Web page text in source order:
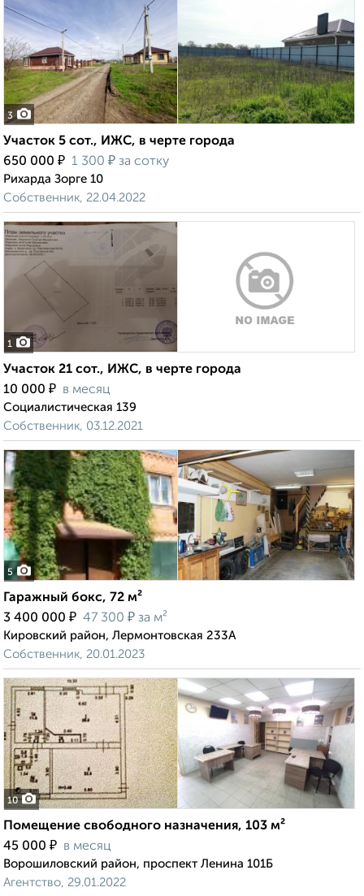
3
Участок 5 сот., ИЖС, в черте города
650 000 ₽ 1 300 ₽ за сотку
Рихарда Зорге 10
Собственник, 22.04.2022
1
Участок 21 сот., ИЖС, в черте города
10 000 ₽ в месяц
Социалистическая 139
Собственник, 03.12.2021
5
Гаражный бокс, 72 м²
3 400 000 ₽ 47 300 ₽ за м²
Кировский район, Лермонтовская 233А
Собственник, 20.01.2023
10
Помещение свободного назначения, 103 м²
45 000 ₽ в месяц
Ворошиловский район, проспект Ленина 101Б
Агентство, 29.01.2022